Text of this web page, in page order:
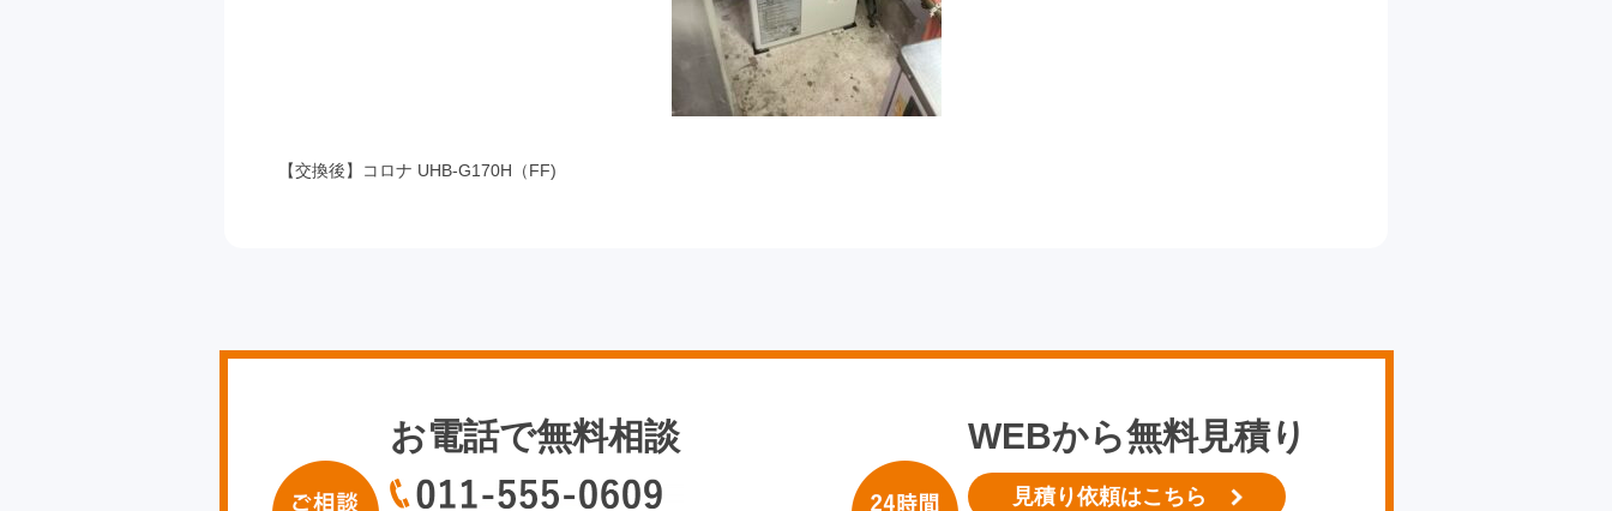
【交換後】コロナ UHB-G170H（FF)
お電話で無料相談 WEBから無料見積り
見積り依頼はこちら